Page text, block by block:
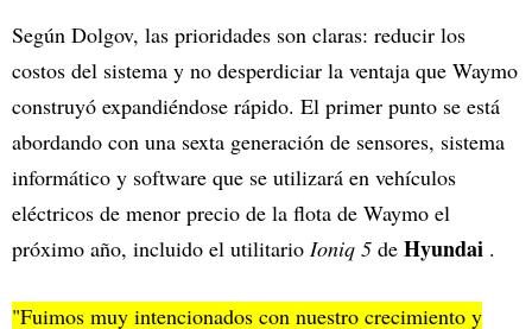
Según Dolgov, las prioridades son claras: reducir los
costos del sistema y no desperdiciar la ventaja que Waymo
construyó expandiéndose rápido. El primer punto se está
abordando con una sexta generación de sensores, sistema
informático y software que se utilizará en vehículos
eléctricos de menor precio de la flota de Waymo el
próximo año, incluido el utilitario Ioniq 5 de Hyundai .
"Fuimos muy intencionados con nuestro crecimiento y